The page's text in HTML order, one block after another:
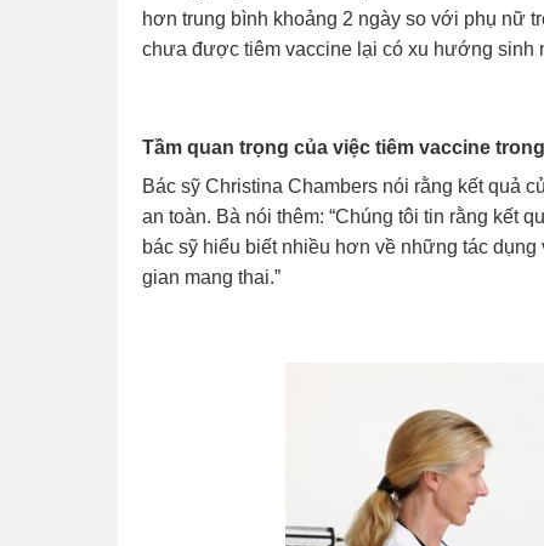
hơn trung bình khoảng 2 ngày so với phụ nữ
chưa được tiêm vaccine lại có xu hướng sinh
Tầm quan trọng của việc tiêm vaccine
Bác sỹ Christina Chambers nói rằng kết quả
an toàn. Bà nói thêm: “Chúng tôi tin rằng kết
bác sỹ hiểu biết nhiều hơn về những tác
gian mang thai.”